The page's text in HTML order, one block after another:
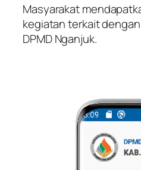
Masyarakat
kegiatan terkait
DPMD Nganjuk.